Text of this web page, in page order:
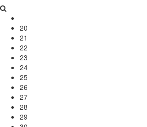
20
21
22
23
24
25
26
27
28
29